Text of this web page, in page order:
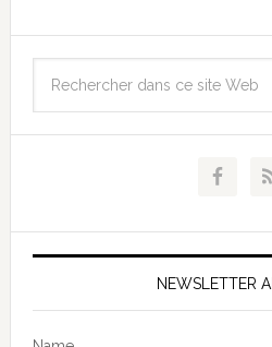
NEWSLETTER